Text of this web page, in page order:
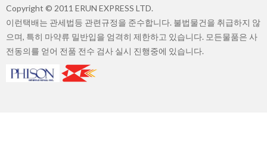
Copyright © 2011 ERUN EXPRESS LTD.
이런택배는 관세법등 관련규정을 준수합니다. 불법물건을 취급하지 않
으며, 특히 마약류 밀반입을 엄격히 제한하고 있습니다. 모든물품은 사
전동의를 얻어 전품 전수 검사 실시 진행중에 있습니다.